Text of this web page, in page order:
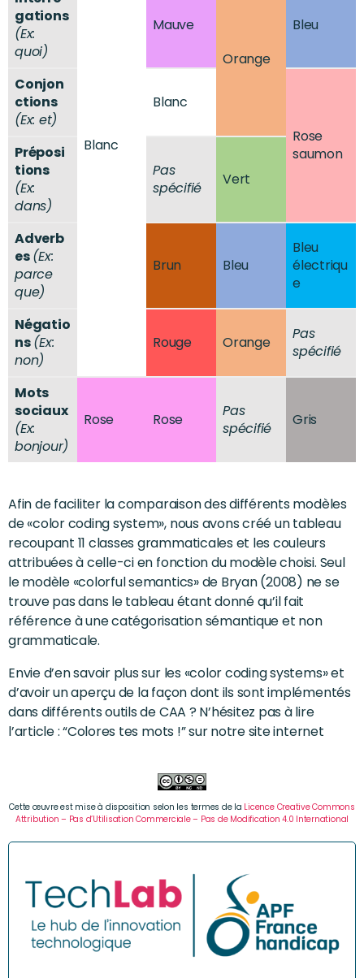
Blanc
gations
(Ex:
quoi)
Mauve
Orange
Bleu
Conjon
ctions
(Ex: et)
Blanc
Rose
saumon
Préposi
tions
(Ex:
dans)
Pas
spécifié
Vert
Adverb
es(Ex:
parce
que)
Brun Bleu
Bleu
électriqu
e
Négatio
ns(Ex:
non)
Rouge Orange
Pas
spécifié
Mots
sociaux
(Ex:
bonjour)
Rose Rose
Pas
spécifié
Gris
Afin de faciliter la comparaison des différents modèles
de «color coding system», nous avons créé un tableau
recoupant 11 classes grammaticales et les couleurs
attribuées à celle-ci en fonction du modèle choisi. Seul
le modèle «colorful semantics» de Bryan (2008) ne se
trouve pas dans le tableau étant donné qu’il fait
référence à une catégorisation sémantique et non
grammaticale.
Envie d’en savoir plus sur les «color coding systems» et
d’avoir un aperçu de la façon dont ils sont implémentés
dans différents outils de CAA ? N’hésitez pas à lire
l’article : “Colores tes mots !” sur notre site internet
Cette œuvre est mise à disposition selon les termes de la Licence Creative Commons
Attribution – Pas d’Utilisation Commerciale – Pas de Modification 4.0 International